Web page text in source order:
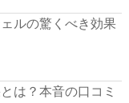
ルの驚くべき効果
は？本音の口コミ